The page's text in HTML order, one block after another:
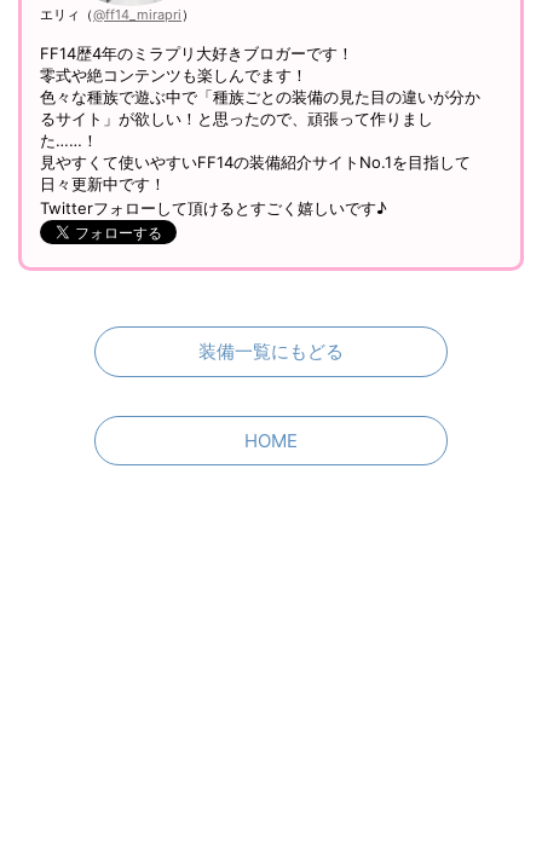
エリィ（@ff14_mirapri）
FF14歴4年のミラプリ大好きブロガーです！
零式や絶コンテンツも楽しんでます！
色々な種族で遊ぶ中で「種族ごとの装備の見た目の違いが分か
るサイト」が欲しい！と思ったので、頑張って作りまし
た……！
見やすくて使いやすいFF14の装備紹介サイトNo.1を目指して
日々更新中です！
Twitterフォローして頂けるとすごく嬉しいです♪
装備一覧にもどる
HOME